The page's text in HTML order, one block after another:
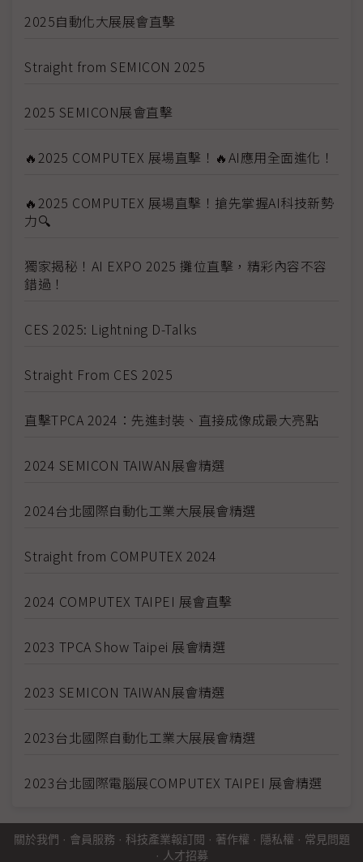
2025自動化大展展會直擊
Straight from SEMICON 2025
2025 SEMICON展會直擊
🔥2025 COMPUTEX 展場直擊！🔥AI應用全面進化！
🔥2025 COMPUTEX 展場直擊！搶先掌握AI科技新勢
力🔍
獨家揭秘！AI EXPO 2025 攤位直擊，精彩內容不容
錯過！
CES 2025: Lightning D-Talks
Straight From CES 2025
直擊TPCA 2024：先進封裝、直接成像成最大亮點
2024 SEMICON TAIWAN展會精選
2024台北國際自動化工業大展展會精選
Straight from COMPUTEX 2024
2024 COMPUTEX TAIPEI 展會直擊
2023 TPCA Show Taipei 展會精選
2023 SEMICON TAIWAN展會精選
2023台北國際自動化工業大展展會精選
2023台北國際電腦展COMPUTEX TAIPEI 展會精選
關於我們 · 會員服務 · 科技產業報訂閱 · 著作權 · 隱私權 · 常見問題
· 人才招募